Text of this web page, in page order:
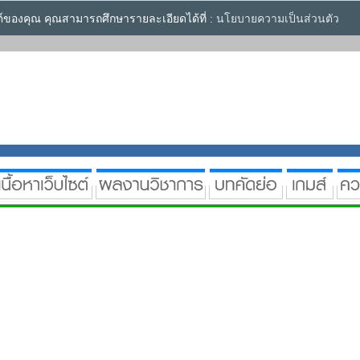
องคุณ คุณสามารถศึกษารายละเอียดได้ที่ : นโยบายความเป็นส่วนตัว